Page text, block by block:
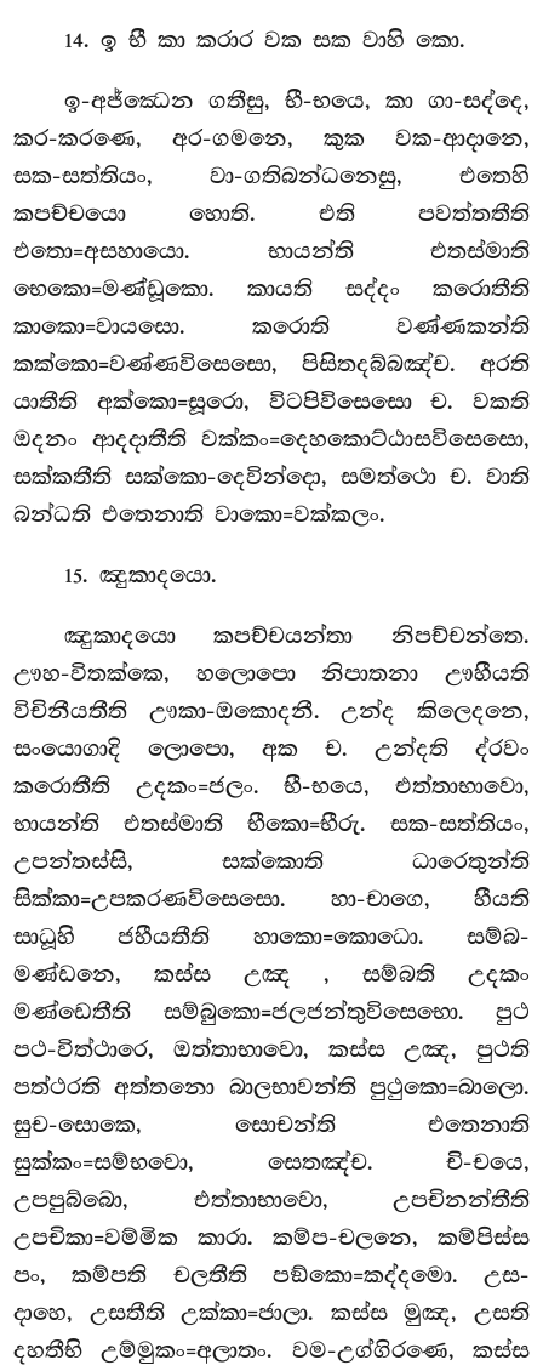
14. ඉ භී කා කරාර වක සක වාහි කො.
ඉ-අජ්ඣෙන ගතීසු, භී-භයෙ, කා ගා-සද්දෙ,
කර-කරණෙ, අර-ගමනෙ, කුක වක-ආදානෙ,
සක-සත්තියං, වා-ගතිබන්ධනෙසු, එතෙහි
කපච්චයො හොති. එති පවත්තතීති
එතො=අසහායො. භායන්ති එතස්මාති
භෙකො=මණ්ඩූකො. කායති සද්දං කරොතීති
කාකො=වායසො. කරොති වණ්ණකන්ති
කක්කො=වණ්ණවිසෙසො, පිසිතදබ්බඤ්ච. අරති
යාතීති අක්කො=සූරො, විටපිවිසෙසො ච. වකති
ඔදනං ආදදාතීති වක්කං=දෙහකොට්ඨාසවිසෙසො,
සක්කතීති සක්කො-දෙවින්දො, සමත්ථො ච. වාති
බන්ධති එතෙනාති වාකො=වක්කලං.
15. ඤුකාදයො.
ඤුකාදයො කපච්චයන්තා නිපච්චන්තෙ.
ඌහ-විතක්කෙ, හලොපො නිපාතනා ඌහීයති
විචිනීයතීති ඌකා-ඔකොදනී. උන්ද කිලෙදනෙ,
සංයොගාදි ලොපො, අක ච. උන්දති ද්රවං
කරොතීති උදකං=ජලං. භී-භයෙ, එත්තාභාවො,
භායන්ති එතස්මාති භීකො=භීරු. සක-සත්තියං,
උපන්තස්සි, සක්කොති ධාරෙතුන්ති
සික්කා=උපකරණවිසෙසො. හා-චාගෙ, හීයති
සාධූහි ජහීයතීති හාකො=කොධො. සම්බ-
මණ්ඩනෙ, කස්ස උඤ , සම්බති උදකං
මණ්ඩෙතීති සම්බුකො=ජලජන්තුවිසෙභො. පුථ
පථ-විත්ථාරෙ, ඔත්තාභාවො, කස්ස උඤ, පුථති
පත්ථරති අත්තනො බාලභාවන්ති පුථුකො=බාලො.
සුච-සොකෙ, සොචන්ති එතෙනාති
සුක්කං=සම්භවො, සෙතඤ්ච. චි-චයෙ,
උපපුබ්බො, එත්තාභාවො, උපචිනන්තීති
උපචිකා=වම්මික කාරා. කම්ප-චලනෙ, කම්පිස්ස
පං, කම්පති චලතීති පඞ්කො=කද්දමො. උස-
දාහෙ, උසතීති උක්කා=ජාලා. කස්ස මුඤ, උසති
දහතීභි උම්මුකං=අලාතං. වම-උග්ගිරණෙ, කස්ස